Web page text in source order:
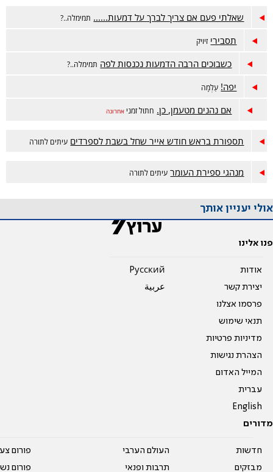
שאלתי פעם אם צריך לברך על דמעות...... תמימלה..?
תסבירי זיויק
כשבוכים הרבה הדמעות נכנסות לפה תמימלה..?
יפה! עַלְמָה
אם נהנים מטעמן, כן. חתול זמני אחרונה
תספורת בראש חודש אייר שחל בשבת לספרדים עיתים לתורה
מנהגי ספירת העומר עיתים לתורה
אולי יעניין אותך
פנו אלינו
אודות
יצירת קשר
פרסמו אצלנו
תנאי שימוש
מדיניות פרטיות
הצהרת נגישות
המייל האדום
עברית
English
Pусский
عربية
מדורים
חדשות
מבזקים
העולם הערבי
תרבות ופנאי
פורום
פורום